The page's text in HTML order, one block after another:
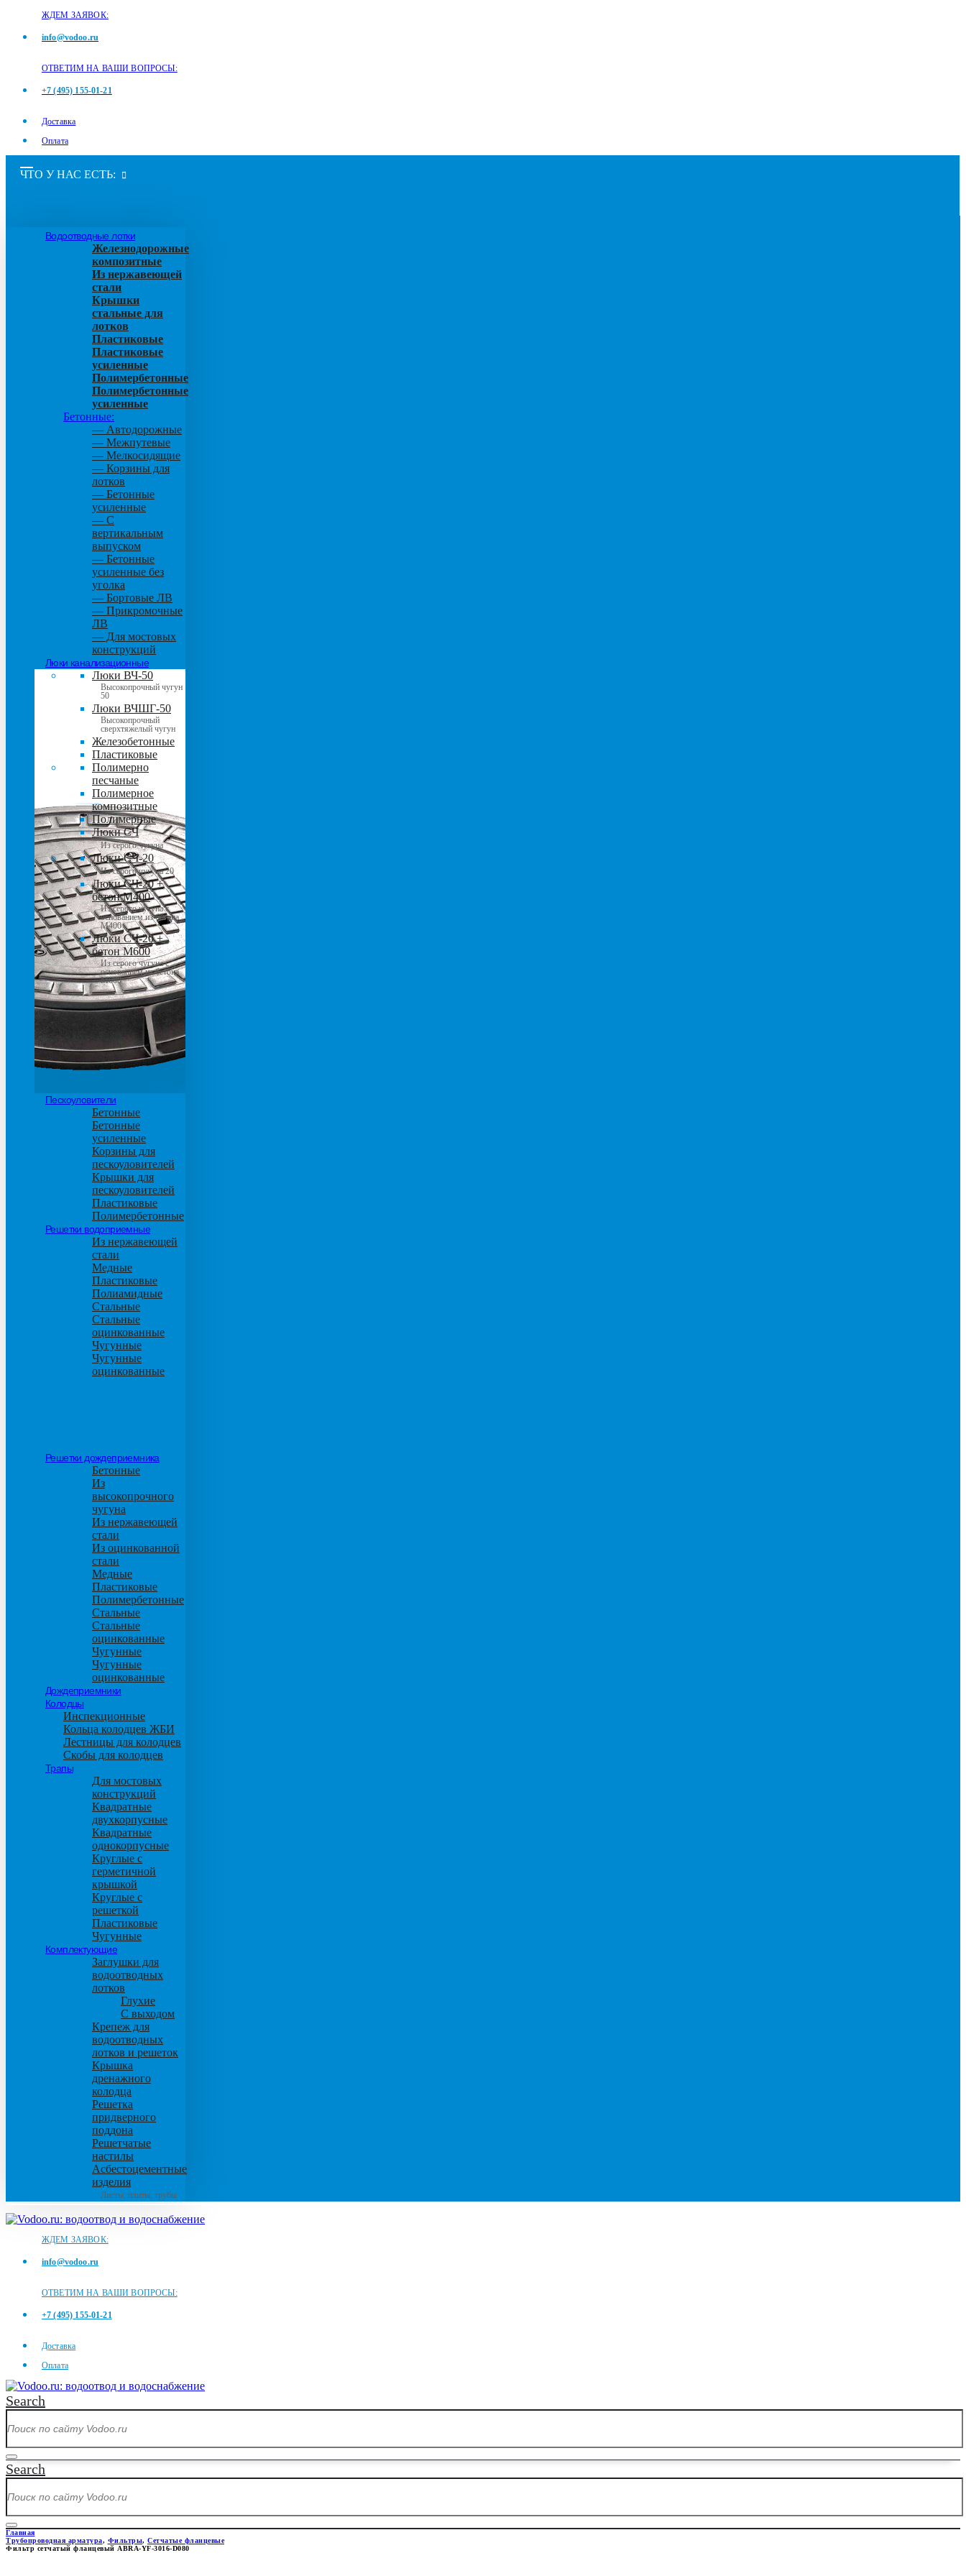
ЖДЕМ ЗАЯВОК:
info@vodoo.ru
ОТВЕТИМ НА ВАШИ ВОПРОСЫ:
+7 (495) 155-01-21
Доставка
Оплата
ЧТО У НАС ЕСТЬ:
Водоотводные лотки
Железнодорожные
композитные
Из нержавеющей
стали
Крышки
стальные для
лотков
Пластиковые
Пластиковые
усиленные
Полимербетонные
Полимербетонные
усиленные
Бетонные:
— Автодорожные
— Межпутевые
— Мелкосидящие
— Корзины для
лотков
— Бетонные
усиленные
— С
вертикальным
выпуском
— Бетонные
усиленные без
уголка
— Бортовые ЛВ
— Прикромочные
ЛВ
— Для мостовых
конструкций
Люки канализационные
Люки ВЧ-50
Высокопрочный чугун
50
Люки ВЧШГ-50
Высокопрочный
сверхтяжелый чугун
Железобетонные
Пластиковые
Полимерно
песчаные
Полимерное
композитные
Полимерные
Люки СЧ
Из серого чугуна
Люки СЧ-20
Из серого чугуна 20
Люки СЧ-20 +
бетон М400
Из серого чугуна с
основанием из бетона
М400
Люки СЧ-20 +
бетон М600
Из серого чугуна с
основанием из бетона
М600
Пескоуловители
Бетонные
Бетонные
усиленные
Корзины для
пескоуловителей
Крышки для
пескоуловителей
Пластиковые
Полимербетонные
Решетки водоприемные
Из нержавеющей
стали
Медные
Пластиковые
Полиамидные
Стальные
Стальные
оцинкованные
Чугунные
Чугунные
оцинкованные
Решетки дождеприемника
Бетонные
Из
высокопрочного
чугуна
Из нержавеющей
стали
Из оцинкованной
стали
Медные
Пластиковые
Полимербетонные
Стальные
Стальные
оцинкованные
Чугунные
Чугунные
оцинкованные
Дождеприемники
Колодцы
Инспекционные
Кольца колодцев ЖБИ
Лестницы для колодцев
Скобы для колодцев
Трапы
Для мостовых
конструкций
Квадратные
двухкорпусные
Квадратные
однокорпусные
Круглые с
герметичной
крышкой
Круглые с
решеткой
Пластиковые
Чугунные
Комплектующие
Заглушки для
водоотводных
лотков
Глухие
С выходом
Крепеж для
водоотводных
лотков и решеток
Крышка
дренажного
колодца
Решетка
придверного
поддона
Решетчатые
настилы
Асбестоцементные
изделия
Листы, плиты, трубы
ЖДЕМ ЗАЯВОК:
info@vodoo.ru
ОТВЕТИМ НА ВАШИ ВОПРОСЫ:
+7 (495) 155-01-21
Доставка
Оплата
Search
Search
Главная
Трубопроводная арматура, Фильтры, Сетчатые фланцевые
Фильтр сетчатый фланцевый ABRA-YF-3016-D080